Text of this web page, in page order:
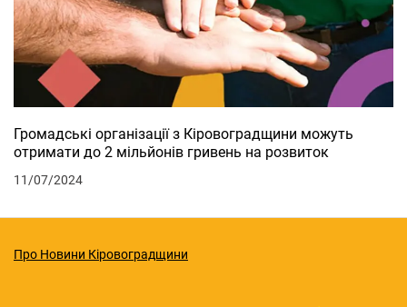
Громадські організації з Кіровоградщини можуть
отримати до 2 мільйонів гривень на розвиток
11/07/2024
Про Новини Кіровоградщини